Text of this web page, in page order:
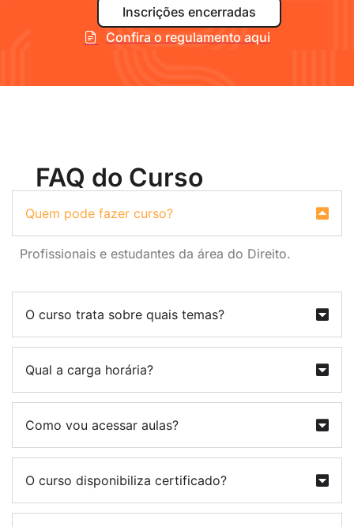
Inscrições encerradas
Confira o regulamento aqui
FAQ do Curso
Quem pode fazer curso?
Profissionais e estudantes da área do Direito.
O curso trata sobre quais temas?
Qual a carga horária?
Como vou acessar aulas?
O curso disponibiliza certificado?